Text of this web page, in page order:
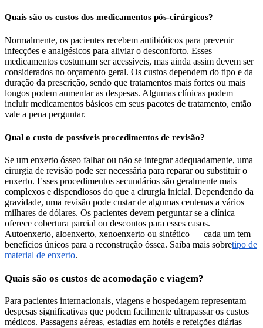
Quais são os custos dos medicamentos pós-cirúrgicos?
Normalmente, os pacientes recebem antibióticos para prevenir
infecções e analgésicos para aliviar o desconforto. Esses
medicamentos costumam ser acessíveis, mas ainda assim devem ser
considerados no orçamento geral. Os custos dependem do tipo e da
duração da prescrição, sendo que tratamentos mais fortes ou mais
longos podem aumentar as despesas. Algumas clínicas podem
incluir medicamentos básicos em seus pacotes de tratamento, então
vale a pena perguntar.
Qual o custo de possíveis procedimentos de revisão?
Se um enxerto ósseo falhar ou não se integrar adequadamente, uma
cirurgia de revisão pode ser necessária para reparar ou substituir o
enxerto. Esses procedimentos secundários são geralmente mais
complexos e dispendiosos do que a cirurgia inicial. Dependendo da
gravidade, uma revisão pode custar de algumas centenas a vários
milhares de dólares. Os pacientes devem perguntar se a clínica
oferece cobertura parcial ou descontos para esses casos.
Autoenxerto, aloenxerto, xenoenxerto ou sintético — cada um tem
benefícios únicos para a reconstrução óssea. Saiba mais sobretipo de
material de enxerto.
Quais são os custos de acomodação e viagem?
Para pacientes internacionais, viagens e hospedagem representam
despesas significativas que podem facilmente ultrapassar os custos
médicos. Passagens aéreas, estadias em hotéis e refeições diárias